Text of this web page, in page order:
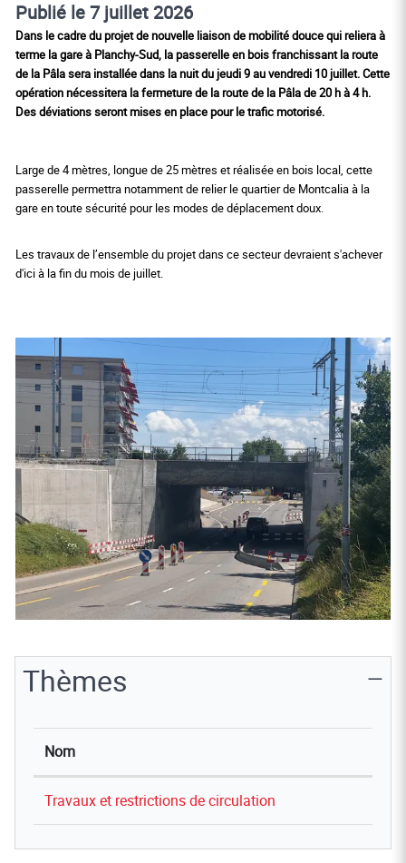
Publié le 7 juillet 2026
Dans le cadre du projet de nouvelle liaison de mobilité douce qui reliera à
terme la gare à Planchy-Sud, la passerelle en bois franchissant la route
de la Pâla sera installée dans la nuit du jeudi 9 au vendredi 10 juillet. Cette
opération nécessitera la fermeture de la route de la Pâla de 20 h à 4 h.
Des déviations seront mises en place pour le trafic motorisé.
Large de 4 mètres, longue de 25 mètres et réalisée en bois local, cette
passerelle permettra notamment de relier le quartier de Montcalia à la
gare en toute sécurité pour les modes de déplacement doux.
Les travaux de l’ensemble du projet dans ce secteur devraient s'achever
d'ici à la fin du mois de juillet.
Thèmes
Nom
Travaux et restrictions de circulation